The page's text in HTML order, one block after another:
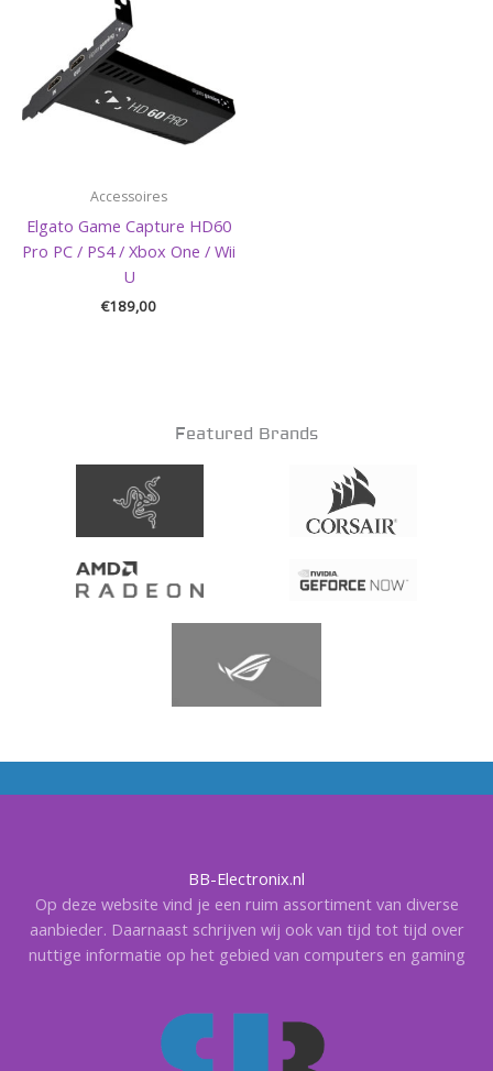
Accessoires
Elgato Game Capture HD60
Pro PC / PS4 / Xbox One / Wii
U
€189,00
Featured Brands
BB-Electronix.nl
Op deze website vind je een ruim assortiment van diverse
aanbieder. Daarnaast schrijven wij ook van tijd tot tijd over
nuttige informatie op het gebied van computers en gaming